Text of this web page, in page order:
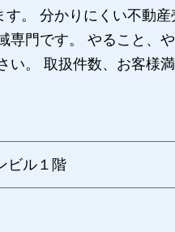
。 分かりにくい不動
門です。 やること、
。 取扱件数、お客様
ビル１階